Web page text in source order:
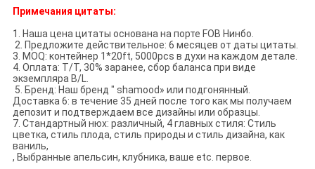
Примечания цитаты:
1. Наша цена цитаты основана на порте FOB Нинбо.
2. Предложите действительное: 6 месяцев от даты цитаты.
3. MOQ: контейнер 1*20ft, 5000pcs в духи на каждом детале.
4. Оплата: T/T, 30% заранее, сбор баланса при виде
экземпляра B/L.
5. Бренд: Наш бренд " shamood» или подгонянный.
Доставка 6: в течение 35 дней после того как мы получаем
депозит и подтверждаем все дизайны или образцы.
7. Стандартный нюх: различный, 4 главных стиля: Стиль
цветка, стиль плода, стиль природы и стиль дизайна, как
ваниль,
, Выбранные апельсин, клубника, ваше etc. первое.